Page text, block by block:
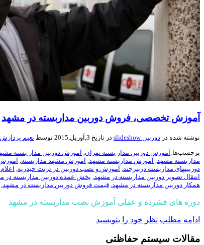
آموزش تخصصی، فروش دوربین مداربسته در مشهد
نوشته شده در دوربین slideshow در تاریخ 3,آوریل,2015 توسط
نعیم پردازش
برچسب‌ها: آموزش دوربين مدار بسته تهران آموزش دوربين مدار بسته
مداربسته مشهد
آموزش مداربسته مشهد آموزش مشهد مداربسته
دوربینهای مداربسته دربیرجند
آموزش و نصب دوربین در تربت حیدریه
انتقال تصویر دوربین مداربسته در مشهد
پخش عمده دوربین مداربسته در
همکار دوربین مداربسته در مشهد قیمت فروش دوربین مداربسته در مشهد
دوره های فشرده و عملی آموزش نصب مداربسته در مشهد
ادامه مطلب نظر خود را بنویسید
مقالات سیستم حفاظتی